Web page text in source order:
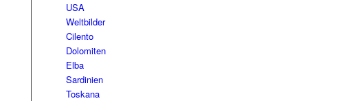
USA
Weltbilder
Cilento
Dolomiten
Elba
Sardinien
Toskana